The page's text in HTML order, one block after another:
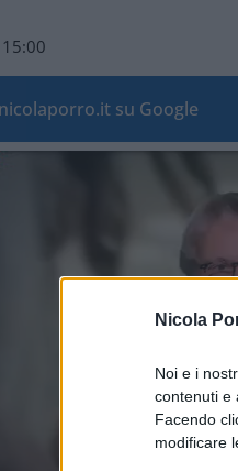
Nicola
Noi e i
contenuti e
Facendo
modificare
su Google